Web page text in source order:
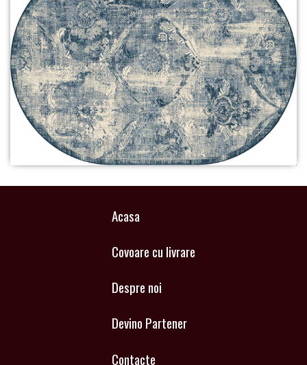
Acasa
Covoare cu livrare
Despre noi
Devino Partener
Contacte